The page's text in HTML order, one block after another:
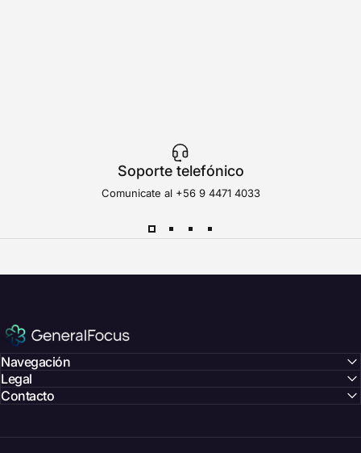
Soporte telefónico
Comunicate al +56 9 4471 4033
GeneralFocus Chile
Navegación
Legal
Contacto